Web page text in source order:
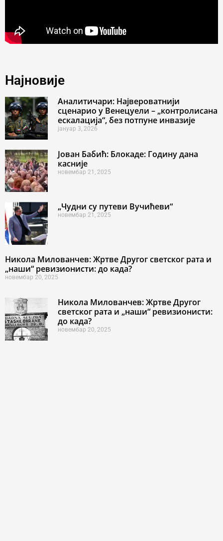
Најновије
Аналитичари: Највероватнији
сценарио у Венецуели – „контролисана
ескалација“, без потпуне инвазије
јануар 3, 2026
Јован Бабић: Блокаде: Годину дана
касније
новембар 21, 2025
„Чудни су путеви Вучићеви“
новембар 21, 2025
Никола Милованчев: Жртве Другог светског рата и
„наши“ ревизионисти: до када?
новембар 20, 2025
Никола Милованчев: Жртве Другог
светског рата и „наши“ ревизионисти:
до када?
новембар 20, 2025